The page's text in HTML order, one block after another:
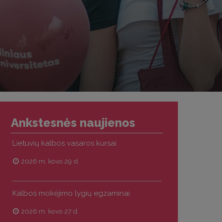
Ankstesnės naujienos
Lietuvių kalbos vasaros kursai
2026 m. kovo 29 d.
Kalbos mokėjimo lygių egzaminai
2026 m. kovo 27 d.